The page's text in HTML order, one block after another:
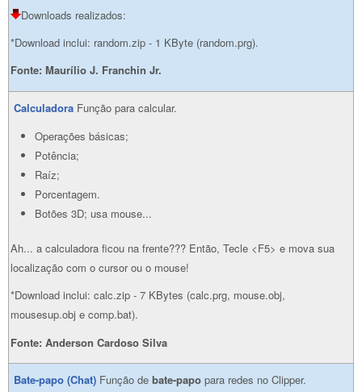
Downloads realizados:
*Download inclui: random.zip - 1 KByte (random.prg).
Fonte: Maurílio J. Franchin Jr.
Calculadora Função para calcular.
Operações básicas;
Potência;
Raíz;
Porcentagem.
Botões 3D; usa mouse...
Ah... a calculadora ficou na frente??? Então, Tecle <F5> e mova sua
localização com o cursor ou o mouse!
*Download inclui: calc.zip - 7 KBytes (calc.prg, mouse.obj,
mousesup.obj e comp.bat).
Fonte: Anderson Cardoso Silva
Bate-papo (Chat) Função de bate-papo para redes no Clipper.